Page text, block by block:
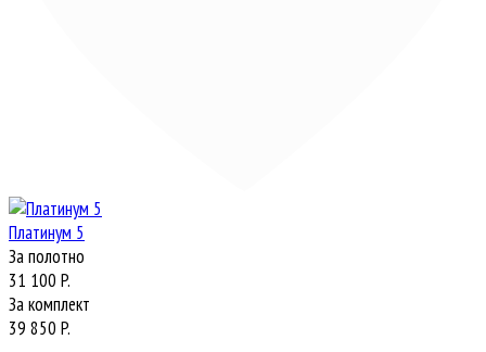
Платинум 5
За полотно
31 100 P.
За комплект
39 850 P.